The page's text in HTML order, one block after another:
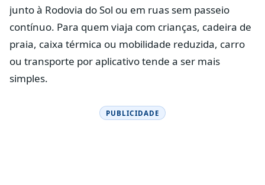
junto à Rodovia do Sol ou em ruas sem passeio
contínuo. Para quem viaja com crianças, cadeira de
praia, caixa térmica ou mobilidade reduzida, carro
ou transporte por aplicativo tende a ser mais
simples.
PUBLICIDADE